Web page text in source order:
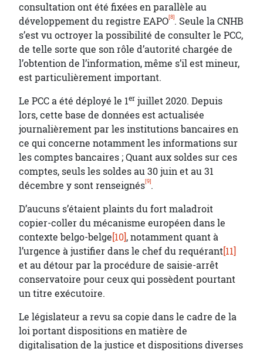
consultation ont été fixées en parallèle au
développement du registre EAPO[8]. Seule la CNHB
s’est vu octroyer la possibilité de consulter le PCC,
de telle sorte que son rôle d’autorité chargée de
l’obtention de l’information, même s’il est mineur,
est particulièrement important.
Le PCC a été déployé le 1er juillet 2020. Depuis
lors, cette base de données est actualisée
journalièrement par les institutions bancaires en
ce qui concerne notamment les informations sur
les comptes bancaires ; Quant aux soldes sur ces
comptes, seuls les soldes au 30 juin et au 31
décembre y sont renseignés[9].
D’aucuns s’étaient plaints du fort maladroit
copier-coller du mécanisme européen dans le
contexte belgo-belge[10], notamment quant à
l’urgence à justifier dans le chef du requérant[11]
et au détour par la procédure de saisie-arrêt
conservatoire pour ceux qui possèdent pourtant
un titre exécutoire.
Le législateur a revu sa copie dans le cadre de la
loi portant dispositions en matière de
digitalisation de la justice et dispositions diverses